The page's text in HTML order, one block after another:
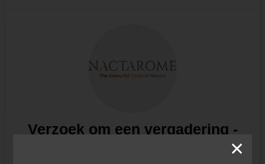
Verzoek om een vergadering -
✕